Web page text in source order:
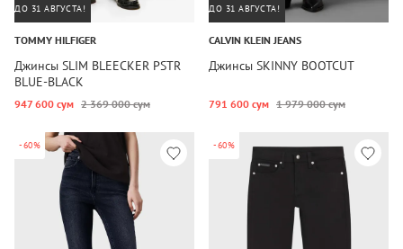
ДО 31 АВГУСТА!
TOMMY HILFIGER
Джинсы SLIM BLEECKER PSTR
BLUE-BLACK
947 600 сум 2 369 000 сум
ДО 31 АВГУСТА!
CALVIN KLEIN JEANS
Джинсы SKINNY BOOTCUT
791 600 сум 1 979 000 сум
-60% -60%